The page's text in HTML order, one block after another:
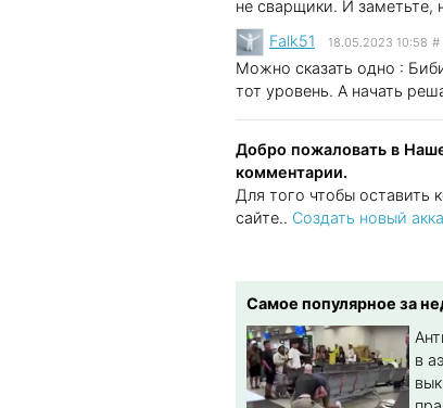
не сварщики. И заметьте,
Falk51 18.05.2023 10:58 #
Можно сказать одно :
тот уровень. А начать
Добро пожаловать в
комментарии.
Для того чтобы оставить
сайте.. Создать новый
Самое популярное за
в